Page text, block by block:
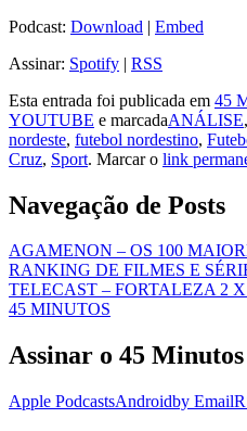
Podcast: Download | Embed
Assinar: Spotify | RSS
Esta entrada foi publicada em 45
YOUTUBE e marcadaANÁLISE,
nordeste, futebol nordestino,
Cruz, Sport. Marcar o link
Navegação de Posts
AGAMENON – OS 100
RANKING DE FILMES E
TELECAST – FORTALEZA 2
45 MINUTOS
Assinar o 45 Minutos
Apple PodcastsAndroidby Email